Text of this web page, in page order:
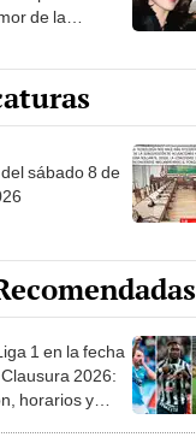
de la
sábado 8 de
1 en la fecha
2026:
horarios y